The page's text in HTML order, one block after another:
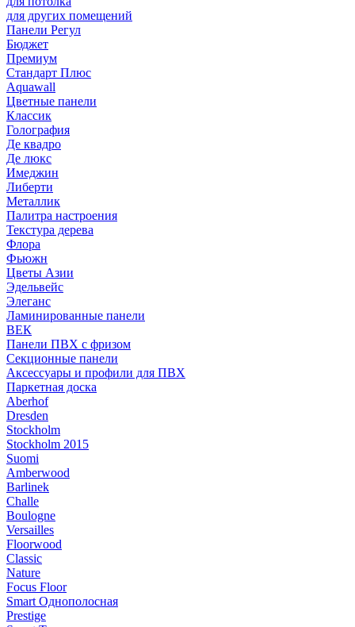
для других помещений
Панели Регул
Бюджет
Премиум
Стандарт Плюс
Aquawall
Цветные панели
Классик
Голография
Де квадро
Де люкс
Имеджин
Либерти
Металлик
Палитра настроения
Текстура дерева
Флора
Фьюжн
Цветы Азии
Эдельвейс
Элеганс
Ламинированные панели
ВЕК
Панели ПВХ с фризом
Секционные панели
Аксессуары и профили для ПВХ
Паркетная доска
Aberhof
Dresden
Stockholm
Stockholm 2015
Suomi
Amberwood
Barlinek
Challe
Boulogne
Versailles
Floorwood
Classic
Nature
Focus Floor
Smart Однополосная
Prestige